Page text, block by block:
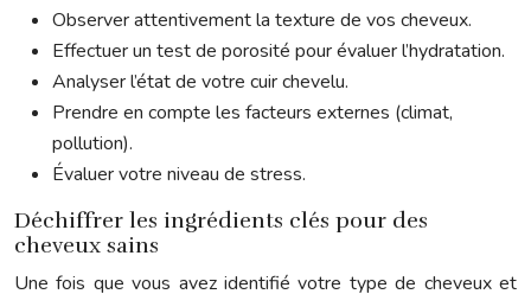
Observer attentivement la texture de vos cheveux.
Effectuer un test de porosité pour évaluer l’hydratation.
Analyser l’état de votre cuir chevelu.
Prendre en compte les facteurs externes (climat,
pollution).
Évaluer votre niveau de stress.
Déchiffrer les ingrédients clés pour des
cheveux sains
Une fois que vous avez identifié votre type de cheveux et